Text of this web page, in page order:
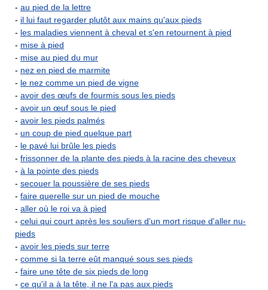
- au pied de la lettre
- il lui faut regarder plutôt aux mains qu'aux pieds
- les maladies viennent à cheval et s'en retournent à pied
- mise à pied
- mise au pied du mur
- nez en pied de marmite
- le nez comme un pied de vigne
- avoir des œufs de fourmis sous les pieds
- avoir un œuf sous le pied
- avoir les pieds palmés
- un coup de pied quelque part
- le pavé lui brûle les pieds
- frissonner de la plante des pieds à la racine des cheveux
- à la pointe des pieds
- secouer la poussière de ses pieds
- faire querelle sur un pied de mouche
- aller où le roi va à pied
- celui qui court après les souliers d'un mort risque d'aller nu-
pieds
- avoir les pieds sur terre
- comme si la terre eût manqué sous ses pieds
- faire une tête de six pieds de long
- ce qu'il a à la tête, il ne l'a pas aux pieds